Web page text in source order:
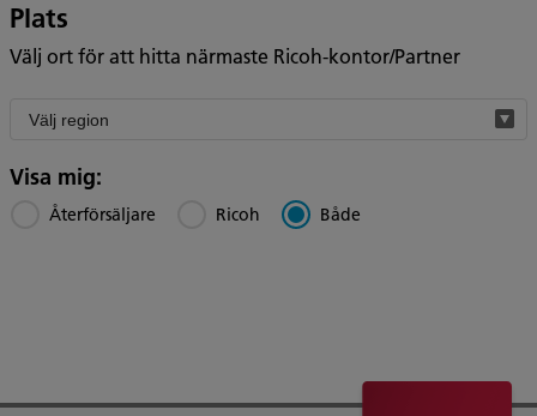
Plats
Välj ort för att hitta närmaste Ricoh-kontor/Partner
Filter
region
Visa mig:
Återförsäljare Ricoh Både